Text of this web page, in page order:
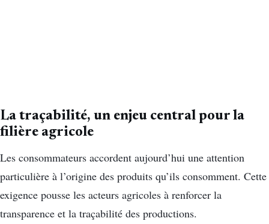
La traçabilité, un enjeu central pour la
filière agricole
Les consommateurs accordent aujourd’hui une attention
particulière à l’origine des produits qu’ils consomment. Cette
exigence pousse les acteurs agricoles à renforcer la
transparence et la traçabilité des productions.